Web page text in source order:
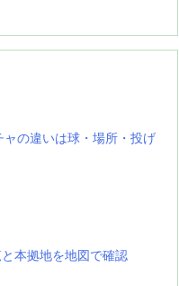
の違いは球・場所・投げ
本拠地を地図で確認